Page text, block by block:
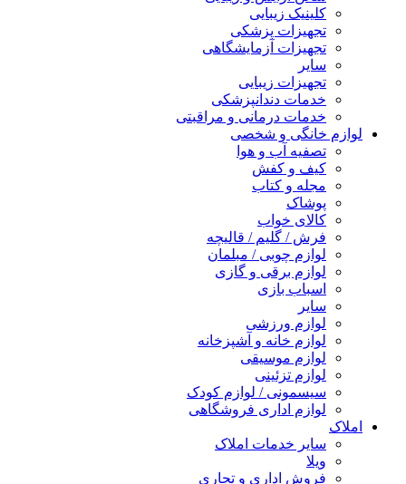
کلینیک زیبایی
تجهیزات پزشکی
تجهیزات آزمایشگاهی
سایر
تجهیزات زیبایی
خدمات دندانپزشکی
خدمات درمانی و مراقبتی
لوازم خانگی و شخصی
تصفیه آب و هوا
کیف و کفش
مجله و کتاب
پوشاک
کالای خواب
فرش / گلیم / قالیچه
لوازم چوبی / مبلمان
لوازم برقی و گازی
اسباب بازی
سایر
لوازم ورزشی
لوازم خانه و آشپزخانه
لوازم موسیقی
لوازم تزئینی
سیسمونی / لوازم کودک
لوازم اداری فروشگاهی
املاک
سایر خدمات املاک
ویلا
فروش اداری و تجاری